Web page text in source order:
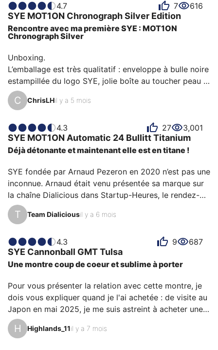
illégale mythique aux États-Unis durant les années
70s) et transpose cette idée de liberté à votre
poignet.
SYE fait son chemin à partir de son ADN mécanique et
cartoon et propose une itération exigeante de…
4.7 7 616
SYE MOT1ON ChronographSilver Edition
Rencontre avec ma première SYE : MOT1ON
Chronograph Silver
Unboxing.
L’emballage est très qualitatif : enveloppe à bulle noire
estampillée du logo SYE, jolie boîte au toucher peau
de pêche protégée par une solide sur-boîte illustrée
du motard emblématique de la marque. La boîte est
premier étage sur lequel apparaît la montre, la plaque
de verrouillage, la vis et l’outil Fastback. Le tiroir
inférieur renferme le bracelet en cuir équipé d’une
du système SYE, est somptueux : c…
C ChrisLHil y a 5 mois
4.3 27 3,001
SYE MOT1ON Automatic 24 Bullitt Titanium
Déjà détonante et maintenant elle est en titane !
SYE fondée par Arnaud Pezeron en 2020 n’est pas une
inconnue. Arnaud était venu présentée sa marque sur
la chaîne Dialicious dans Startup-Heures, le rendez-
vous des entrepreneurs de l’horlogerie. A l’occasion de
ses derniers lancements, je lui ai demandé de me
Automatic 24 Bullitt intégralement en titane… qui vient
tout juste d'être commercialisée !
aussi mes clés de lecture d’une marque discrète qui n’a
pas choisi la faci…
T Team Dialiciousil y a 6 mois
4.3 9 687
SYE Cannonball GMTTulsa
Une montre coup de coeur et sublime à porter
Pour vous présenter la relation avec cette montre, je
dois vous expliquer quand je l'ai achetée : de visite au
Japon en mai 2025, je me suis astreint à acheter une
montre là-bas : moins cher et les japonaises ne sont
pas pour me déplaire... magasins Seiko, Citizen, etc.
H Highlands_11il y a 7 mois